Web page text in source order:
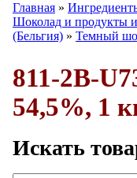
Вы здесь
Главная »
Шоколад и продукты
(Бельгия) » Темный
811-2B-
54,5%, 1
Искать